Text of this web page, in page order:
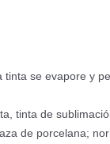
se evapore y
tinta de
de porcelana;